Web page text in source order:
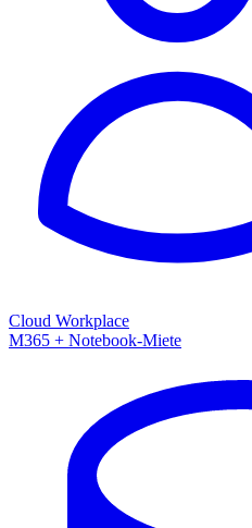
Cloud Workplace
M365 + Notebook-Miete